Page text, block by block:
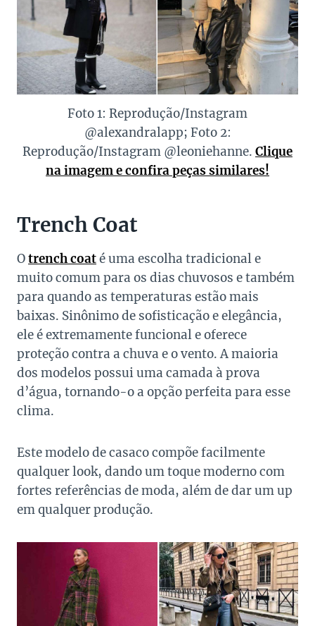
Foto 1: Reprodução/Instagram
@alexandralapp; Foto 2:
Reprodução/Instagram @leoniehanne. Clique
na imagem e confira peças similares!
Trench Coat
Otrench coaté uma escolha tradicional e
muito comum para os dias chuvosos e também
para quando as temperaturas estão mais
baixas. Sinônimo de sofisticação e elegância,
ele é extremamente funcional e oferece
proteção contra a chuva e o vento.A maioria
dos modelos possui uma camada à prova
d’água, tornando-o a opção perfeita para esse
clima.
Este modelo de casaco compõe facilmente
qualquer look, dando um toque moderno com
fortes referências de moda, além de dar um up
em qualquer produção.